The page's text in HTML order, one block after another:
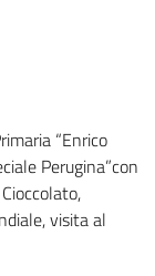
“Enrico
Perugina”con
visita al